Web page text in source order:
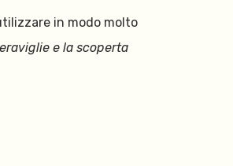
in modo molto
e la scoperta